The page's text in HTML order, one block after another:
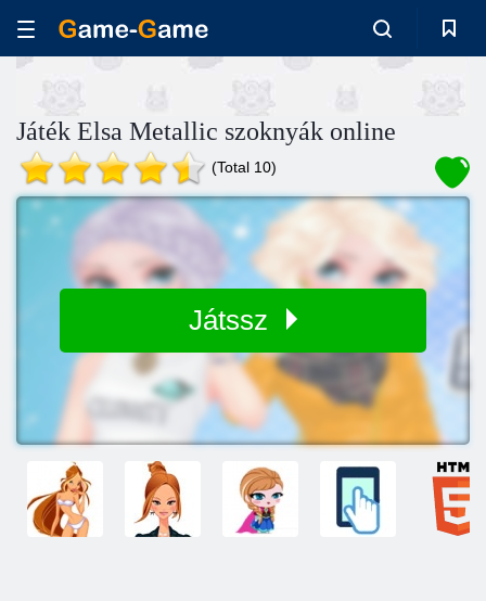
Játék Elsa Metallic szoknyák online
(Total 10)
Játssz